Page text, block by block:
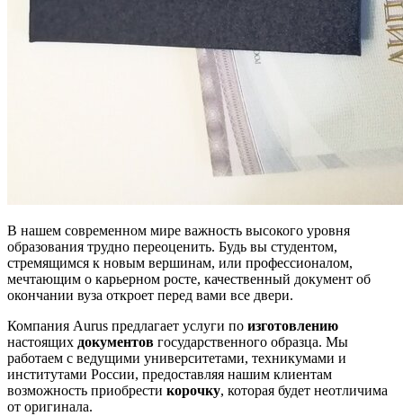
В нашем современном мире важность высокого уровня
образования трудно переоценить. Будь вы студентом,
стремящимся к новым вершинам, или профессионалом,
мечтающим о карьерном росте, качественный документ об
окончании вуза откроет перед вами все двери.
Компания Aurus предлагает услуги по изготовлению
настоящих документов государственного образца. Мы
работаем с ведущими университетами, техникумами и
институтами России, предоставляя нашим клиентам
возможность приобрести корочку, которая будет неотличима
от оригинала.